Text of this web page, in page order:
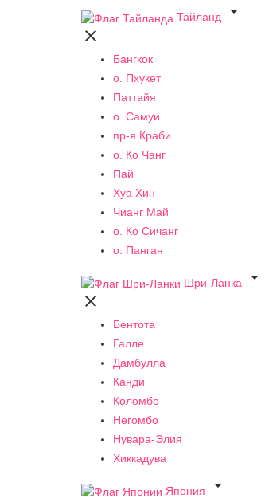
Тайланд


Бангкок
о. Пхукет
Паттайя
о. Самуи
пр-я Краби
о. Ко Чанг
Пай
Хуа Хин
Чианг Май
о. Ко Сичанг
о. Панган
Шри-Ланка


Бентота
Галле
Дамбулла
Канди
Коломбо
Негомбо
Нувара-Элия
Хиккадува
Япония
